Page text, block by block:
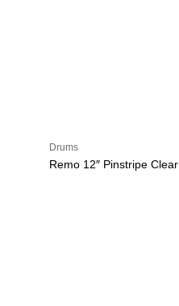
Drums
Remo 12″ Pinstripe Clear